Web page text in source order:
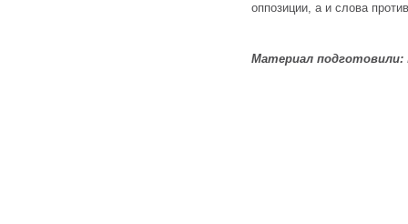
оппозиции, а и слова
Материал подготовили: